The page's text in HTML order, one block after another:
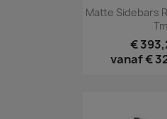

Matte Sidebars
€
vanaf€